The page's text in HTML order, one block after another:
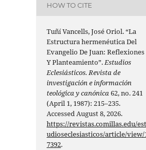
HOW TO CITE
Tuñí Vancells, José Oriol. “La
Estructura hermenéutica Del
Evangelio De Juan: Reflexiones
Y Planteamiento”.Estudios
Eclesiásticos. Revista de
investigación e información
teológica y canónica62, no. 241
(April 1, 1987): 215–235.
Accessed August 8, 2026.
https://revistas.comillas.edu/
udioseclesiasticos/article/view/
7392.